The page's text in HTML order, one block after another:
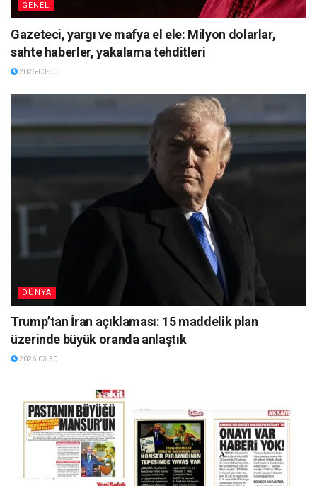
GENEL
Gazeteci, yargı ve mafya el ele: Milyon dolarlar,
sahte haberler, yakalama tehditleri
2026-03-30
DÜNYA
Trump’tan İran açıklaması: 15 maddelik plan
üzerinde büyük oranda anlaştık
2026-03-30